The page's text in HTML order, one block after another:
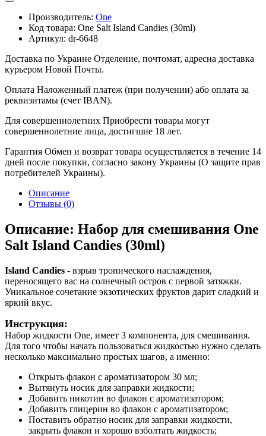
Производитель: One
Код товара: One Salt Island Candies (30ml)
Артикул: dr-6648
Доставка по Украине Отделение, почтомат, адресна доставка
курьером Новой Почты.
Оплата Наложенный платеж (при получении) або оплата за
реквизитамы (счет IBAN).
Для совершеннолетних Приобрести товары могут
совершеннолетние лица, достигшие 18 лет.
Гарантия Обмен и возврат товара осуществляется в течение 14
дней после покупки, согласно закону Украины (О защите прав
потребителей Украины).
Описание
Отзывы (0)
Описание: Набор для смешивания One
Salt Island Candies (30ml)
Island Candies - взрыв тропического наслаждения,
переносящего вас на солнечный остров с первой затяжки.
Уникальное сочетание экзотических фруктов дарит сладкий и
яркий вкус.
Инструкция:
Набор жидкости One, имеет 3 компонента, для смешивания.
Для того чтобы начать пользоваться жидкостью нужно сделать
несколько максимально простых шагов, а именно:
Открыть флакон с ароматизатором 30 мл;
Вытянуть носик для заправки жидкости;
Добавить никотин во флакон с ароматизатором;
Добавить глицерин во флакон с ароматизатором;
Поставить обратно носик для заправки жидкости,
закрыть флакон и хорошо взболтать жидкость;